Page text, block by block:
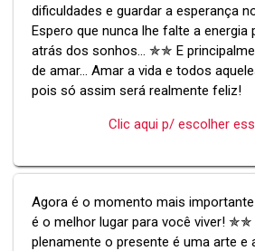
dificuldades e guardar a esperança
Espero que nunca lhe falte a energia
atrás dos sonhos... ✯✯ E
de amar... Amar a vida e todos
pois só assim será realmente feliz!
Clic aqui p/ escolher
Agora é o momento mais importante
é o melhor lugar para você viver! ✯✯
plenamente o presente é uma arte e